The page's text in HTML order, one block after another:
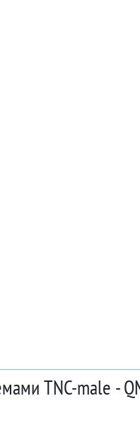
TNC-male -